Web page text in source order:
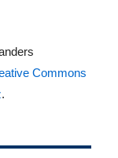
Commons
.